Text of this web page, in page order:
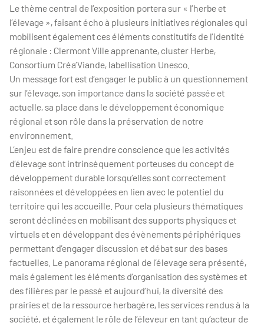
Le thème central de l’exposition portera sur « l’herbe et
l’élevage », faisant écho à plusieurs initiatives régionales qui
mobilisent également ces éléments constitutifs de l’identité
régionale : Clermont Ville apprenante, cluster Herbe,
Consortium Créa’Viande, labellisation Unesco.
Un message fort est d’engager le public à un questionnement
sur l’élevage, son importance dans la société passée et
actuelle, sa place dans le développement économique
régional et son rôle dans la préservation de notre
environnement.
L’enjeu est de faire prendre conscience que les activités
d’élevage sont intrinsèquement porteuses du concept de
développement durable lorsqu’elles sont correctement
raisonnées et développées en lien avec le potentiel du
territoire qui les accueille. Pour cela plusieurs thématiques
seront déclinées en mobilisant des supports physiques et
virtuels et en développant des évènements périphériques
permettant d’engager discussion et débat sur des bases
factuelles. Le panorama régional de l’élevage sera présenté,
mais également les éléments d’organisation des systèmes et
des filières par le passé et aujourd’hui, la diversité des
prairies et de la ressource herbagère, les services rendus à la
société, et également le rôle de l’éleveur en tant qu’acteur de